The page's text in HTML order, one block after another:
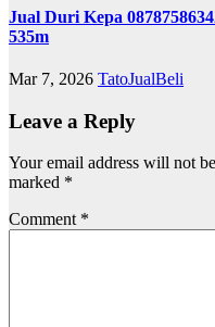
Jual Duri Kepa
535m
Mar 7, 2026 TatoJualBeli
Leave a Reply
Your email address will not
marked *
Comment *